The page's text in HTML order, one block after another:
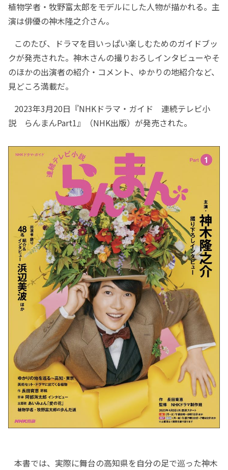
植物学者・牧野富太郎をモデルにした人物が描かれる。主
演は俳優の神木隆之介さん。
このたび、ドラマを目いっぱい楽しむためのガイドブッ
クが発売された。神木さんの撮りおろしインタビューやそ
のほかの出演者の紹介・コメント、ゆかりの地紹介など、
見どころ満載だ。
2023年3月20日『NHKドラマ・ガイド 連続テレビ小
説 らんまんPart1』（NHK出版）が発売された。
本書では、実際に舞台の高知県を自分の足で巡った神木